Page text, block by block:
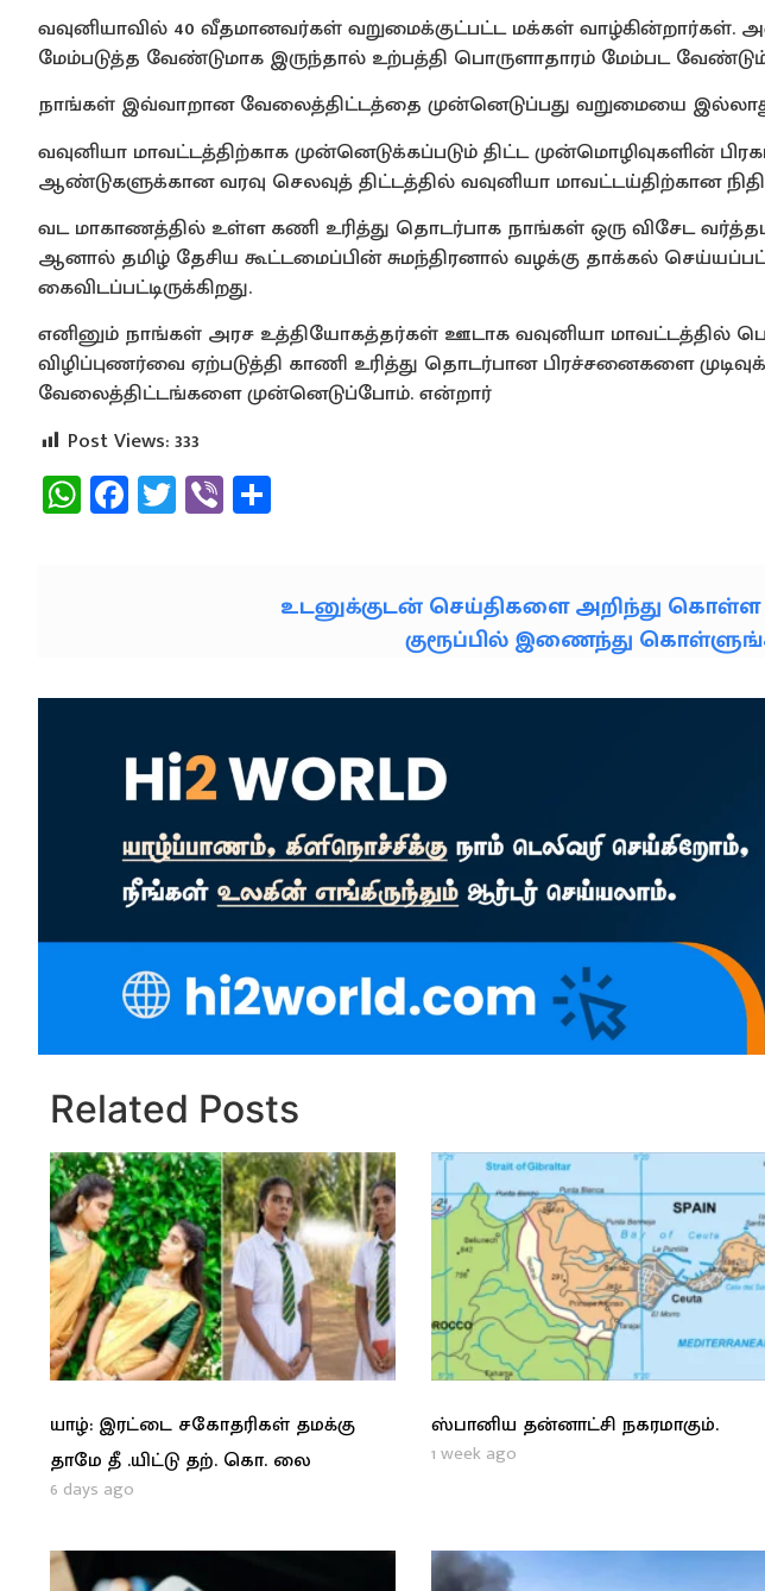
வவுனியாவில் 40 வீதமானவர்கள் வறுமைக்குட்பட்ட மக்கள்
மேம்படுத்த வேண்டுமாக இருந்தால் உற்பத்தி பொருளாதாரம் மேம்பட
நாங்கள் இவ்வாறான வேலைத்திட்டத்தை முன்னெடுப்பது வறுமையை
வவுனியா மாவட்டத்திற்காக முன்னெடுக்கப்படும் திட்ட முன்மொழிவுகளின்
ஆண்டுகளுக்கான வரவு செலவுத் திட்டத்தில் வவுனியா மாவட்டய்திற்கான
வட மாகாணத்தில் உள்ள கணி உரித்து தொடர்பாக நாங்கள் ஒரு விசேட
ஆனால் தமிழ் தேசிய கூட்டமைப்பின் சுமந்திரனால் வழக்கு தாக்கல்
கைவிடப்பட்டிருக்கிறது.
எனினும் நாங்கள் அரச உத்தியோகத்தர்கள் ஊடாக வவுனியா மாவட்டத்தில்
விழிப்புணர்வை ஏற்படுத்தி காணி உரித்து தொடர்பான பிரச்சனைகளை
வேலைத்திட்டங்களை முன்னெடுப்போம். என்றார்
Post Views:333
WhatsApp
Facebook
Twitter
Viber
உடனுக்குடன் செய்திகளை அறிந்து கொள்ள
குரூப்பில் இணைந்து
Related Posts
யாழ்: இரட்டை சகோதரிகள் தமக்கு
தாமே தீ .யிட்டு தற். கொ. லை
6 days ago
ஸ்பானிய தன்னாட்சி நகரமாகும்.
1 week ago